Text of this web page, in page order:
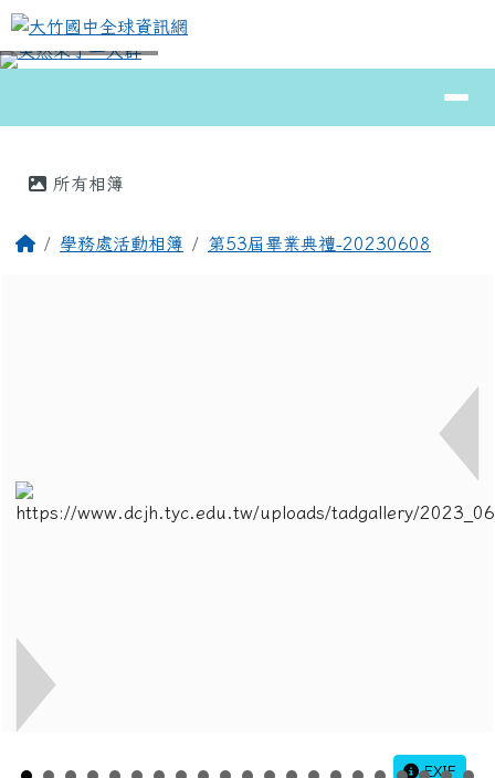
跳至主內容區
大竹國中全球資訊網
⏸
所有相簿
回首頁學務處活動相簿 第53屆畢業典禮-20230608
EXIF